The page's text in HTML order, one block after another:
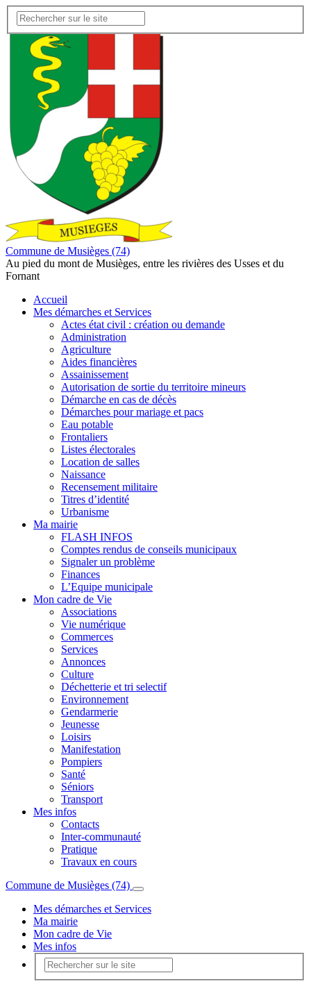
Commune de Musièges (74)
Au pied du mont de Musièges, entre les rivières des Usses et du
Fornant
Accueil
Mes démarches et Services
Actes état civil : création ou demande
Administration
Agriculture
Aides financières
Assainissement
Autorisation de sortie du territoire mineurs
Démarche en cas de décès
Démarches pour mariage et pacs
Eau potable
Frontaliers
Listes électorales
Location de salles
Naissance
Recensement militaire
Titres d’identité
Urbanisme
Ma mairie
FLASH INFOS
Comptes rendus de conseils municipaux
Signaler un problème
Finances
L’Equipe municipale
Mon cadre de Vie
Associations
Vie numérique
Commerces
Services
Annonces
Culture
Déchetterie et tri selectif
Environnement
Gendarmerie
Jeunesse
Loisirs
Manifestation
Pompiers
Santé
Séniors
Transport
Mes infos
Contacts
Inter-communauté
Pratique
Travaux en cours
Commune de Musièges (74)
Mes démarches et Services
Ma mairie
Mon cadre de Vie
Mes infos